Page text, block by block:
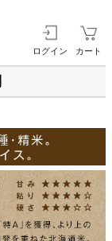
ログイン カート